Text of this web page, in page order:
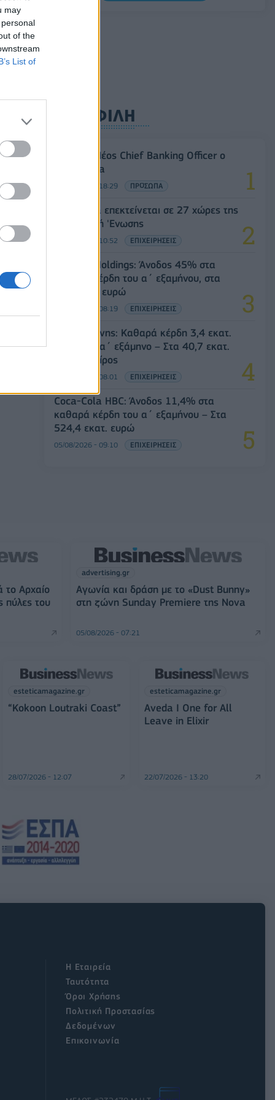
may
of the
List of
ΔΗΜΟΦΙΛΗ
Revolut: Νέος Chief Banking Officer ο
Sid Jajodia
04/08/2026 - 18:29 ΠΡΟΣΩΠΑ
Η Vendora επεκτείνεται σε 27 χώρες της
Ευρωπαϊκή 'Ενωσης
05/08/2026 - 10:52 ΕΠΙΧΕΙΡΗΣΕΙΣ
Cenergy Holdings: Άνοδος 45% στα
καθαρά κέρδη του α΄ εξαμήνου, στα
138 εκατ. ευρώ
05/08/2026 - 08:19 ΕΠΙΧΕΙΡΗΣΕΙΣ
Παπουτσάνης: Καθαρά κέρδη 3,4 εκατ.
ευρώ στο α΄ εξάμηνο – Στα 40,7 εκατ.
ευρώ ο τζίρος
05/08/2026 - 08:01 ΕΠΙΧΕΙΡΗΣΕΙΣ
Coca-Cola HBC: Άνοδος 11,4% στα
καθαρά κέρδη του α΄ εξαμήνου – Στα
524,4 εκατ. ευρώ
05/08/2026 - 09:10 ΕΠΙΧΕΙΡΗΣΕΙΣ
Αρχαίο
πύλες του
advertising.gr
Αγωνία και δράση με το «Dust Bunny»
στη ζώνη Sunday Premiere της Nova
05/08/2026 - 07:21
esteticamagazine.gr
“Kokoon Loutraki Coast”
28/07/2026 - 12:07
esteticamagazine.gr
Aveda I One for All
Leave in Elixir
22/07/2026 - 13:20
Η Εταιρεία
Ταυτότητα
Όροι Χρήσης
Πολιτική Προστασίας
Δεδομένων
Επικοινωνία